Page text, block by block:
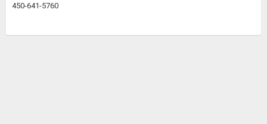
450-641-5760